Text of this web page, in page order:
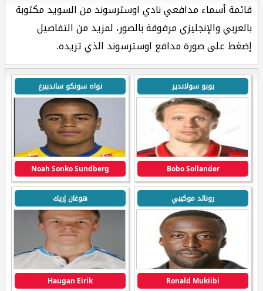
قائمة أسماء مدافعي نادي اوسترسوند من السويد مكتوبة
بالعربي والإنجليزي مرفوقة بالصور، لمزيد من التفاصيل
إضغط على صورة مدافع اوسترسوند الذي تريده.
بوبو سولاندير
Bobo Sollander
نواه سونكو ساندبيرغ
Noah Sonko Sundberg
رونالد موكيبي
Ronald Mukiibi
هوغان إريك
Haugan Eirik